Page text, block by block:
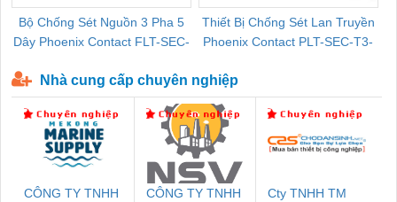
Bộ Chống Sét Nguồn 3 Pha 5
Dây Phoenix Contact FLT-SEC-
Thiết Bị Chống Sét Lan Truyền
Phoenix Contact PLT-SEC-T3-
Nhà cung cấp chuyên nghiệp
CÔNG TY TNHH
CÔNG TY TNHH
Cty TNHH TM